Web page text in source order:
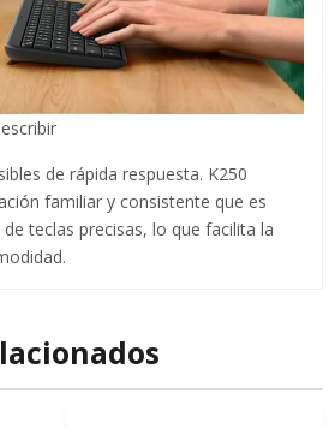
de rápida respuesta. K250
familiar y consistente que es
teclas precisas, lo que facilita la